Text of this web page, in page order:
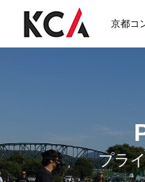
京都コ
プラ